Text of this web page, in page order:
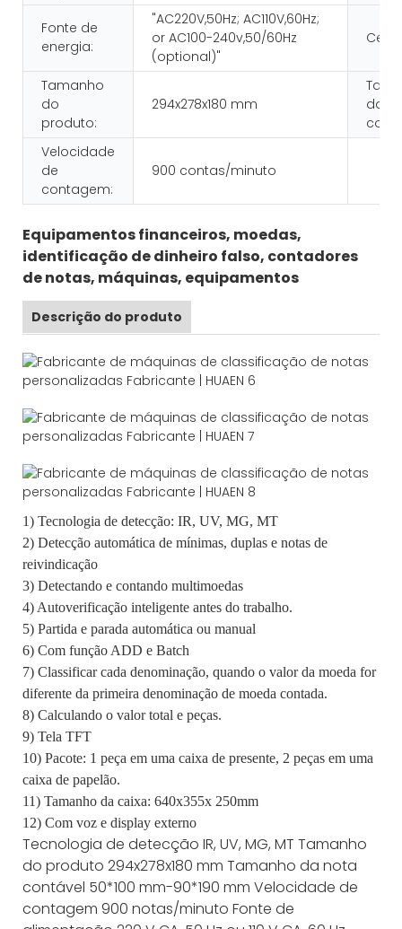
Fonte de
energia:
"AC220V,50Hz; AC110V,60Hz;
or AC100-240v,50/60Hz
(optional)"
Tamanho
do
produto:
294x278x180 mm
da
Velocidade
de
contagem:
900 contas/minuto
Equipamentos financeiros, moedas,
identificação de dinheiro falso, contadores
de notas, máquinas, equipamentos
Descrição do produto
1) Tecnologia de detecção: IR, UV, MG, MT
2) Detecção automática de mínimas, duplas e notas de
reivindicação
3) Detectando e contando multimoedas
4) Autoverificação inteligente antes do trabalho.
5) Partida e parada automática ou manual
6) Com função ADD e Batch
7) Classificar cada denominação, quando o valor da moeda for
diferente da primeira denominação de moeda contada.
8) Calculando o valor total e peças.
9) Tela TFT
10) Pacote: 1 peça em uma caixa de presente, 2 peças em uma
caixa de papelão.
11) Tamanho da caixa: 640x355x 250mm
12) Com voz e display externo
Tecnologia de detecção IR, UV, MG, MT Tamanho
do produto 294x278x180 mm Tamanho da nota
contável 50*100 mm-90*190 mm Velocidade de
contagem 900 notas/minuto Fonte de